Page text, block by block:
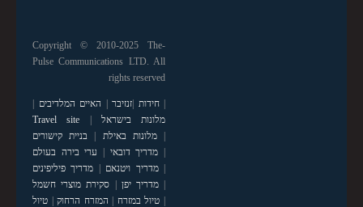
Copyright © 2010-2025 The-
Pulse Communications LTD. All
rights reserved
|חידות זנזיבר האיים המלדיבים
מלונות בישראל
Travel site
|מלונות באילת
בניית קישורים
מדריך דובאי
ערי בירה בעולם
|מדריך ויטנאם
מדריך פיליפינים
|מדריך יפן
סקירת מוצרי חשמל
טיול במזרח המזרח הרחוק| טיול